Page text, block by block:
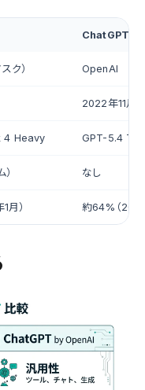
ChatGPT
ク） OpenAI
2022年11月
4 Heavy GPT-5.4
なし
月） 約64%（